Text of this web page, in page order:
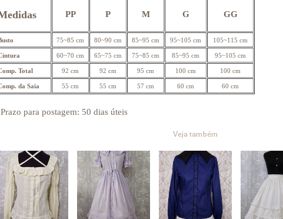
PP P M G GG
75~85 cm 80~90 cm 85~95 cm 95~105 cm 105~115 cm
60~70 cm 65~75 cm 75~85 cm 85~95 cm 95~105 cm
Total 92 cm 92 cm 95 cm 100 cm 100 cm
da Saia 55 cm 55 cm 57 cm 60 cm 60 cm
Prazo para postagem: 50 dias úteis
Veja também